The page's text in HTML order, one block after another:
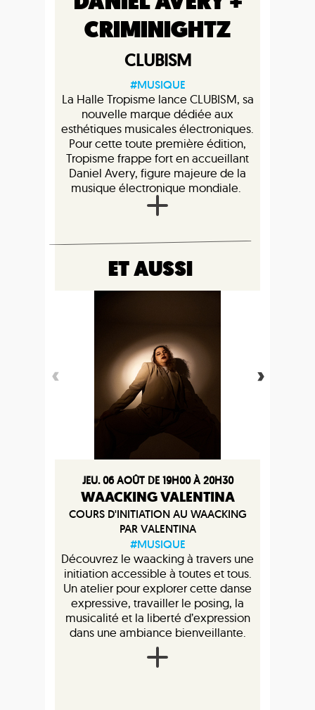
CRIMINIGHTZ
CLUBISM
#MUSIQUE
La Halle Tropisme lance CLUBISM, sa
nouvelle marque dédiée aux
esthétiques musicales électroniques.
Pour cette toute première édition,
Tropisme frappe fort en accueillant
Daniel Avery, figure majeure de la
musique électronique mondiale.
ET AUSSI
JEU. 06 AOÛT DE 19H00 À 20H30
WAACKING VALENTINA
COURS D'INITIATION AU WAACKING
PAR VALENTINA
#MUSIQUE
Découvrez le waacking à travers une
initiation accessible à toutes et tous.
Un atelier pour explorer cette danse
expressive, travailler le posing, la
musicalité et la liberté d’expression
dans une ambiance bienveillante.